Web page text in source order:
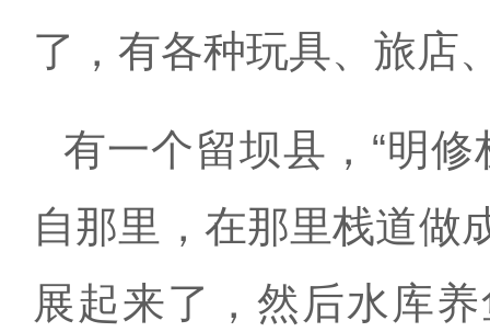
了，有各种玩具、旅店
有一个留坝县，“明
自那里，在那里栈道做
展起来了，然后水库